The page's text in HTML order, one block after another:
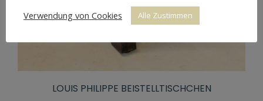
LOUIS PHILIPPE BEISTELLTISCHCHEN
Verwendung von Cookies
Alle Zustimmen